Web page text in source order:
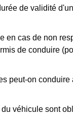
de validité
en cas de non
de conduire
peut-on conduire
véhicule sont